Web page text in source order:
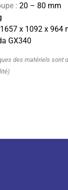
: 20 – 80 mm
1657 x 1092 x 964
GX340
des matériels sont